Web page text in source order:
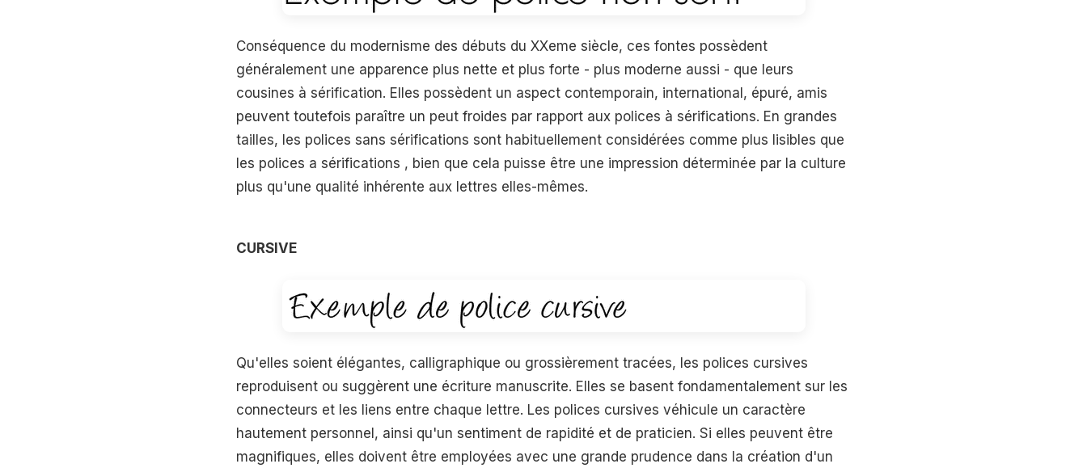
Conséquence du modernisme des débuts du XXeme siècle, ces fontes possèdent
généralement une apparence plus nette et plus forte - plus moderne aussi - que leurs
cousines à sérification. Elles possèdent un aspect contemporain, international, épuré, amis
peuvent toutefois paraître un peut froides par rapport aux polices à sérifications. En grandes
tailles, les polices sans sérifications sont habituellement considérées comme plus lisibles que
les polices a sérifications , bien que cela puisse être une impression déterminée par la culture
plus qu'une qualité inhérente aux lettres elles-mêmes.
CURSIVE
Qu'elles soient élégantes, calligraphique ou grossièrement tracées, les polices cursives
reproduisent ou suggèrent une écriture manuscrite. Elles se basent fondamentalement sur les
connecteurs et les liens entre chaque lettre. Les polices cursives véhicule un caractère
hautement personnel, ainsi qu'un sentiment de rapidité et de praticien. Si elles peuvent être
magnifiques, elles doivent être employées avec une grande prudence dans la création d'un